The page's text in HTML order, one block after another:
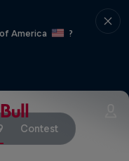
America
?
Contest